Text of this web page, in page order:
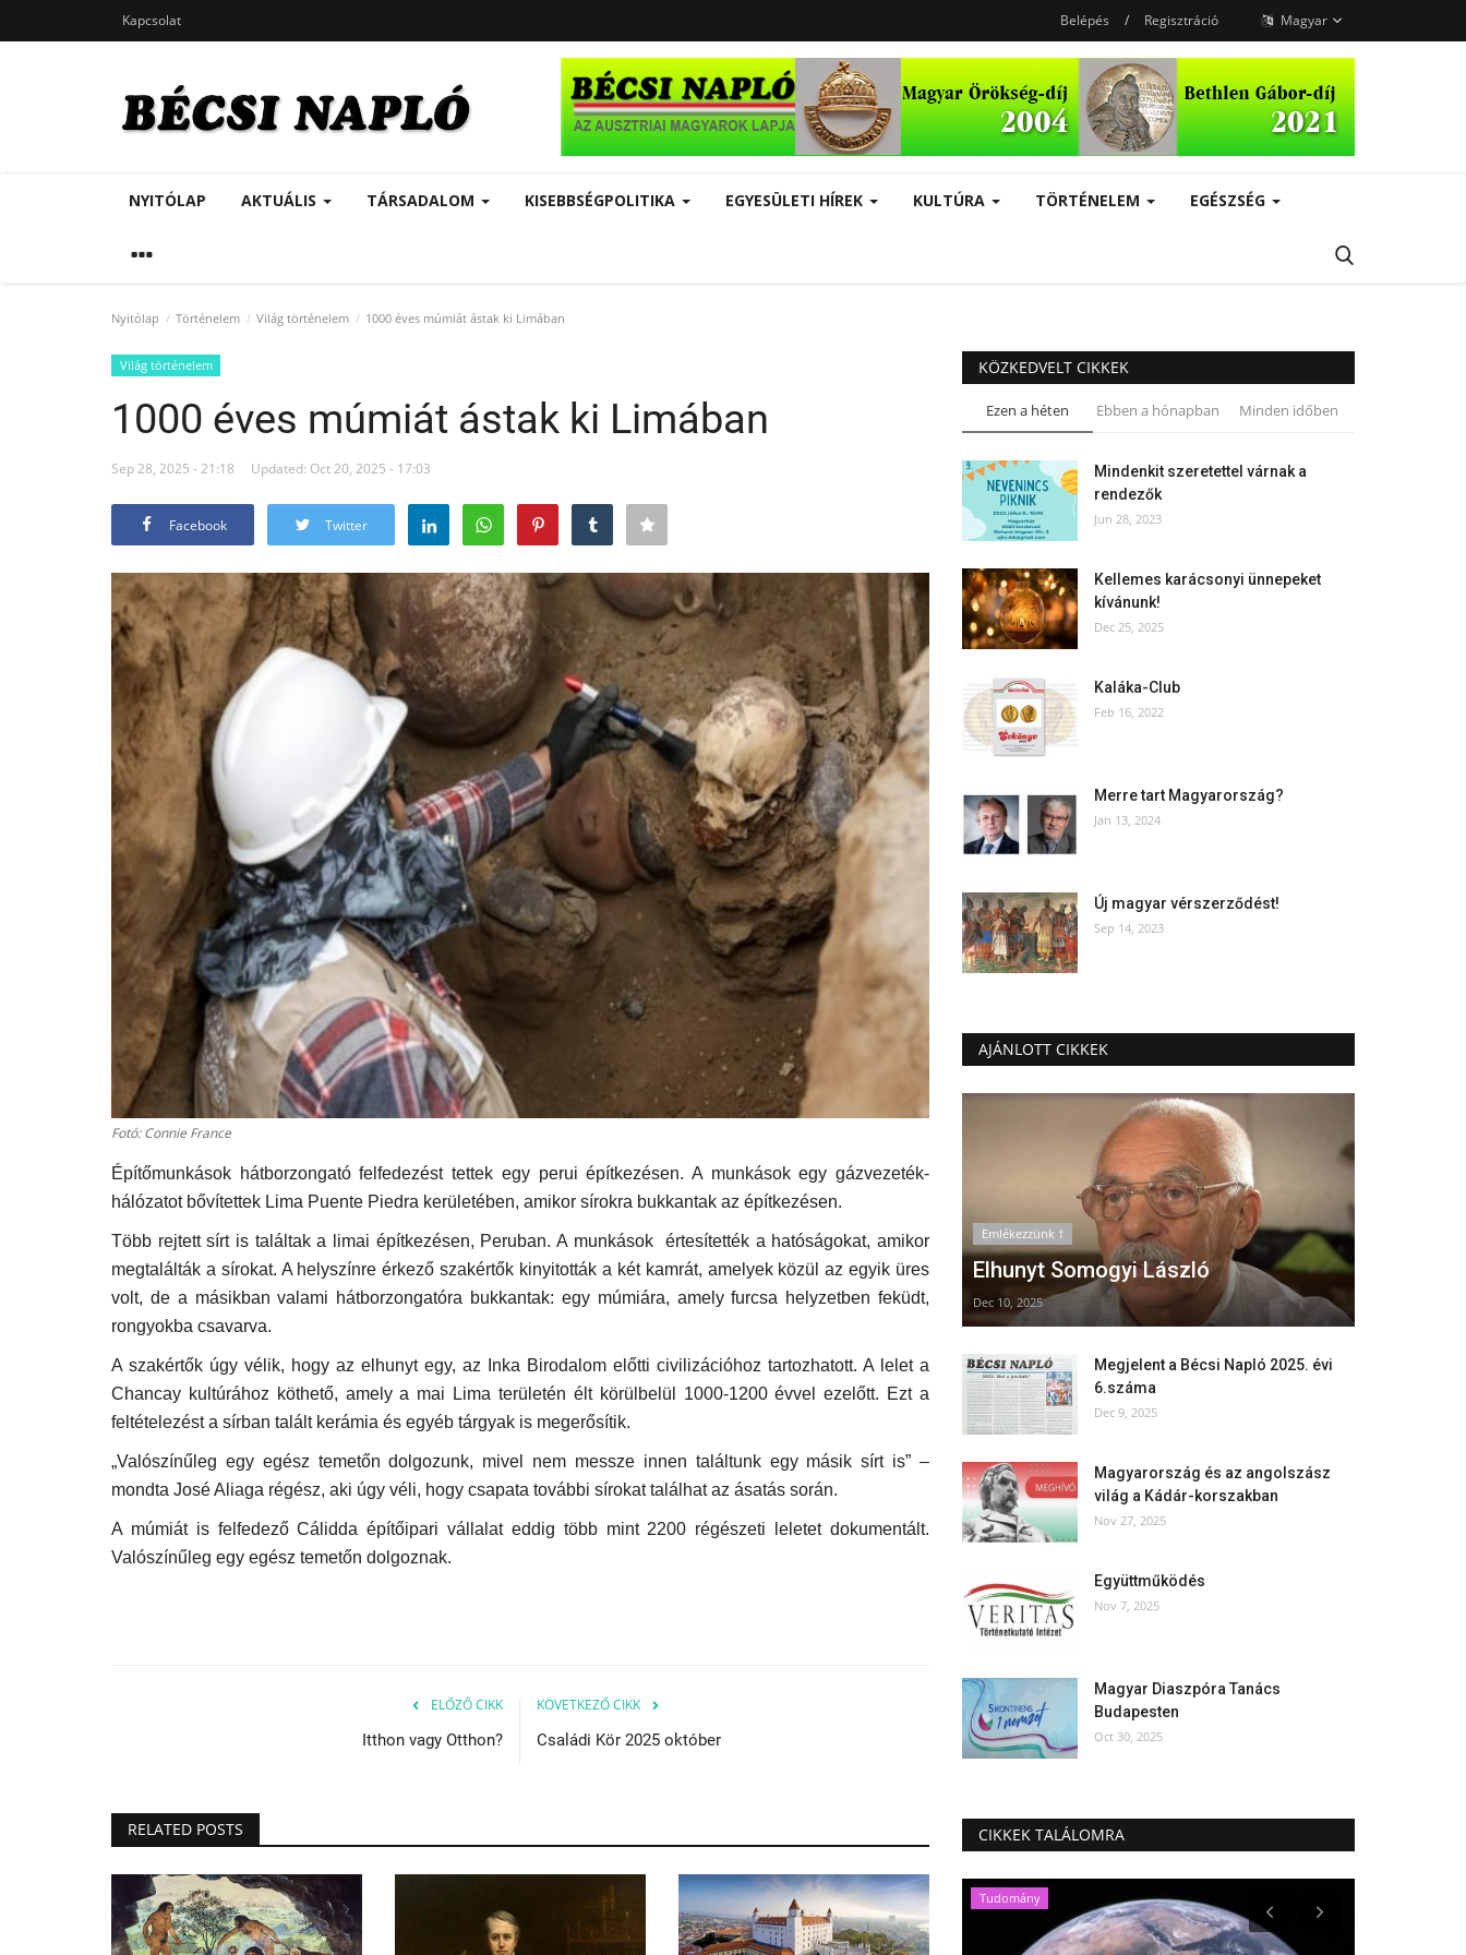
Kapcsolat Belépés / Regisztráció Magyar
NYITÓLAP AKTUÁLIS TÁRSADALOM KISEBBSÉGPOLITIKA EGYESÜLETI HÍREK KULTÚRA TÖRTÉNELEM EGÉSZSÉG
Nyitólap Történelem Világ történelem 1000 éves múmiát ástak ki Limában
Világ történelem
1000 éves múmiát ástak ki Limában
Sep 28, 2025 - 21:18 Updated: Oct 20, 2025 - 17:03
Facebook Twitter
Fotó: Connie France
Építőmunkások hátborzongató felfedezést tettek egy perui építkezésen. A munkások egy gázvezeték-
hálózatot bővítettek Lima Puente Piedra kerületében, amikor sírokra bukkantak az építkezésen.
Több rejtett sírt is találtak a limai építkezésen, Peruban. A munkások értesítették a hatóságokat, amikor
megtalálták a sírokat. A helyszínre érkező szakértők kinyitották a két kamrát, amelyek közül az egyik üres
volt, de a másikban valami hátborzongatóra bukkantak: egy múmiára, amely furcsa helyzetben feküdt,
rongyokba csavarva.
A szakértők úgy vélik, hogy az elhunyt egy, az Inka Birodalom előtti civilizációhoz tartozhatott. A lelet a
Chancay kultúrához köthető, amely a mai Lima területén élt körülbelül 1000-1200 évvel ezelőtt. Ezt a
feltételezést a sírban talált kerámia és egyéb tárgyak is megerősítik.
„Valószínűleg egy egész temetőn dolgozunk, mivel nem messze innen találtunk egy másik sírt is” –
mondta José Aliaga régész, aki úgy véli, hogy csapata további sírokat találhat az ásatás során.
A múmiát is felfedező Cálidda építőipari vállalat eddig több mint 2200 régészeti leletet dokumentált.
Valószínűleg egy egész temetőn dolgoznak.
ELŐZŐ CIKK
Itthon vagy Otthon?
KÖVETKEZŐ CIKK
Családi Kör 2025 október
RELATED POSTS
KÖZKEDVELT CIKKEK
Ezen a héten Ebben a hónapban Minden időben
Mindenkit szeretettel várnak a
rendezők
Jun 28, 2023
Kellemes karácsonyi ünnepeket
kívánunk!
Dec 25, 2025
Kaláka-Club
Feb 16, 2022
Merre tart Magyarország?
Jan 13, 2024
Új magyar vérszerződést!
Sep 14, 2023
AJÁNLOTT CIKKEK
Emlékezzünk †
Elhunyt Somogyi László
Dec 10, 2025
Megjelent a Bécsi Napló 2025. évi
6.száma
Dec 9, 2025
Magyarország és az angolszász
világ a Kádár-korszakban
Nov 27, 2025
Együttműködés
Nov 7, 2025
Magyar Diaszpóra Tanács
Budapesten
Oct 30, 2025
CIKKEK TALÁLOMRA
Európa Ausztria Tudomány